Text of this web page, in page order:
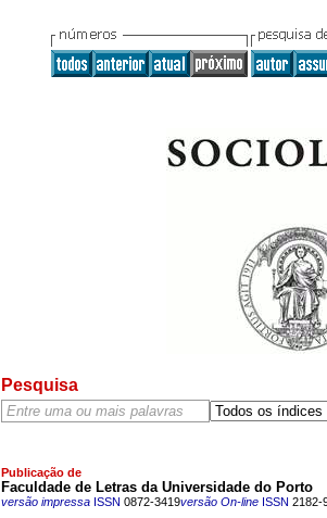
Pesquisa
Publicação de
Faculdade de Letras da Universidade do Porto
versão impressaISSN 0872-3419versão On-lineISSN 2182-